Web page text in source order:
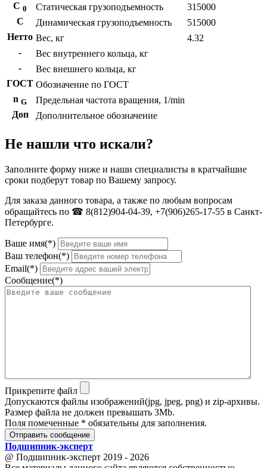
С 0 Статическая грузоподъемность
315000
C
Динамическая грузоподъемность
515000
Нетто Вес, кг
4.32
-
Вес внутреннего кольца, кг
-
Вес внешнего кольца, кг
ГОСТ Обозначение по ГОСТ
n G
Предельная частота вращения, 1/min
Доп
Дополнительное обозначение
Не нашли что искали?
Заполните форму ниже и наши специалисты в кратчайшие
сроки подберут товар по Вашему запросу.
Для заказа данного товара, а также по любым вопросам
обращайтесь по ☎ 8(812)904-04-39, +7(906)265-17-55 в Санкт-
Петербурге.
Ваше имя(*)
Ваш телефон(*)
Email(*)
Сообщение(*)
Прикрепите файл
Допускаются файлы изображений(jpg, jpeg, png) и zip-архивы.
Размер файла не должен превышать 3Mb.
Поля помеченные * обязательны для заполнения.
Отправить сообщение
Подшипник-эксперт
@ Подшипник-эксперт 2019 - 2026